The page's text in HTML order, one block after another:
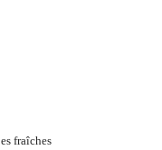
fraîches